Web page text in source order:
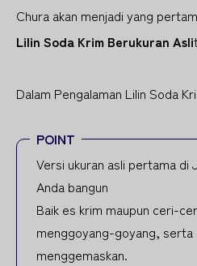
Chura akan menjadi yang
Lilin Soda Krim Berukuran Asli
Dalam Pengalaman Lilin Soda
POINT
Versi ukuran asli pertama di
Anda bangun
Baik es krim maupun ceri-
menggoyang-goyang, serta
menggemaskan.